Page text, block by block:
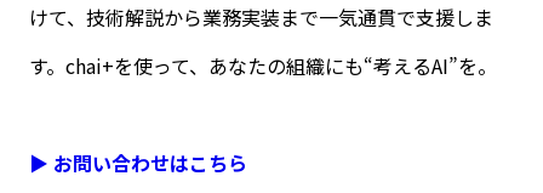
けて、技術解説から業務実装まで一気通貫で支援しま
す。chai+を使って、あなたの組織にも“考えるAI”を。
▶ お問い合わせはこちら